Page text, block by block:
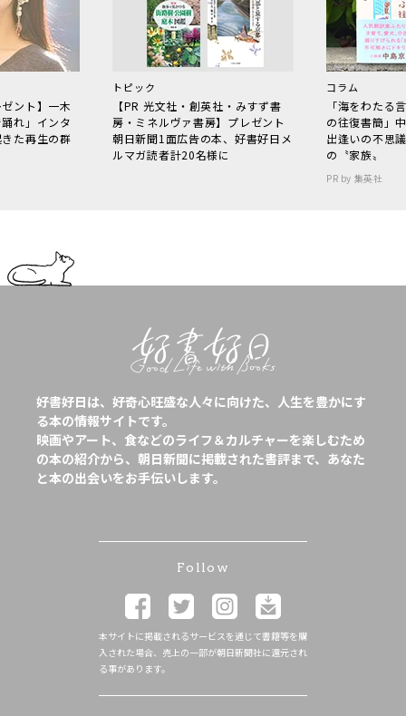
ント】一木
れ」インタ
た再生の群
トピック
【PR 光文社・創英社・みすず書
房・ミネルヴァ書房】プレゼント
朝日新聞1面広告の本、好書好日メ
ルマガ読者計20名様に
コラム
「海をわた
の往復書簡」
出逢いの不思
の〝家族〟
PR by 集英社
好書好日は、好奇心旺盛な人々に向けた、人生を豊かにす
る本の情報サイトです。
映画やアート、食などのライフ＆カルチャーを楽しむため
の本の紹介から、朝日新聞に掲載された書評まで、あなた
と本の出会いをお手伝いします。
Follow
本サイトに掲載されるサービスを通じて書籍等を購
入された場合、売上の一部が朝日新聞社に還元され
る事があります。